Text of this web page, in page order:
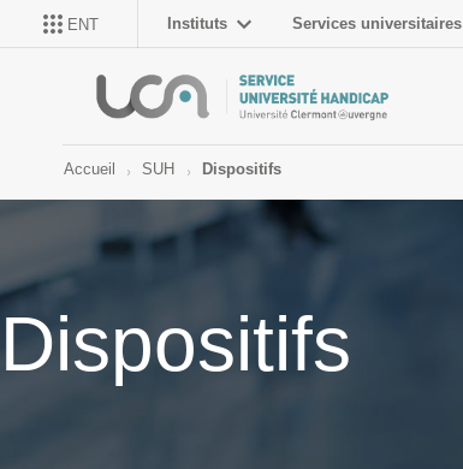
ENT Instituts Services universitaires
Accueil SUH Dispositifs
Dispositifs